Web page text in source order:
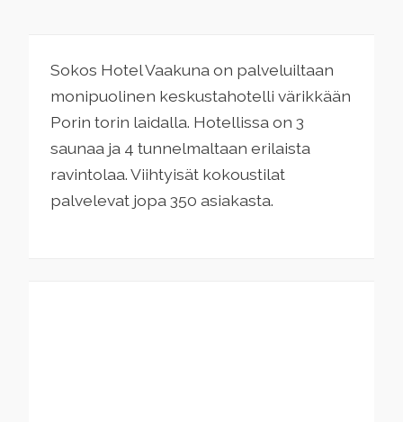
Sokos Hotel Vaakuna on palveluiltaan
monipuolinen keskustahotelli värikkään
Porin torin laidalla. Hotellissa on 3
saunaa ja 4 tunnelmaltaan erilaista
ravintolaa. Viihtyisät kokoustilat
palvelevat jopa 350 asiakasta.